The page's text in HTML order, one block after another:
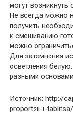
могут
Не всегда можно
получить
к смешиванию
можно
Для затемнения
осветления
разными
Источник: http://
proportsii-i-tablitsa/